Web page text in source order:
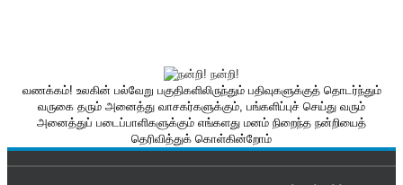
வணக்கம்! உலகின் பல்வேறு பகுதிகளிலிருந்தும் பதிவுகளுக்குத் தொடர்ந்தும்
வருகை தரும் அனைத்து வாசகர்களுக்கும், பங்களிப்புச் செய்து வரும்
அனைத்துப் படைப்பாளிகளுக்கும் எங்களது மனம் நிறைந்த நன்றியைத்
தெரிவித்துக் கொள்கின்றோம்